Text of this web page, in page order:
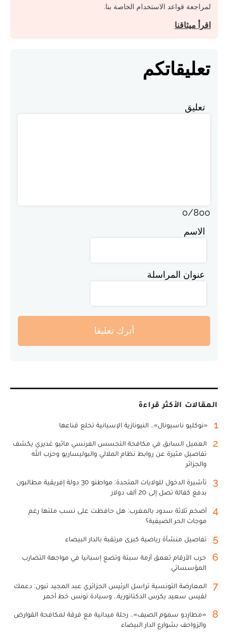
لمراجعة قواعد الاستخدام الخاصة بنا.
اقرأ ميثاقنا
تعليقاتكم
تعليق
0/800
الاسم
عنوان المراسلة
أترك تعليقا
المقالات الأكثر قراءة
1 «نوكليو ناسيونال».. النيونازية الإسبانية تخلع قناعها
2
العميل السابق في مكافحة التجسس الفرنسي ماثيو غديري يكشف
تفاصيل مثيرة عن روابط نظام الملالي والبوليساريو وحزب الله
والجزائر
3
تأشيرة الدخول للولايات المتحدة: مواطنو 30 دولة إفريقية مطالبون
بدفع كفالة تصل إلى 20 ألف دولار
4
أضخم ثلاثة سدود بالمغرب: هل حافظت على نسب ملئها رغم
موجات الحر الصيفية؟
5 تفاصيل منشأة رياضية كبرى مرتقبة بالدار البيضاء
6
حرب الأرقام تعمق أزمة سبتة وتضع إسبانيا في مواجهة التضارب
المؤسساتي
7
المعارضة التونسية تراسل الرئيس الجزائري عبد المجيد تبون: دعمك
لقيس سعيد يكرس الدكتاتورية.. وسيادة تونس خط أحمر
8
«مطارِدو سموم الصيف».. رحلة ميدانية مع فرقة لمكافحة القوارض
والزواحف بشوارع الدار البيضاء